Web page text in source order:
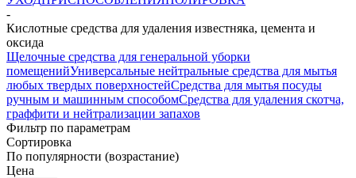
-
Кислотные средства для удаления известняка, цемента и
оксида
Щелочные средства для генеральной уборки
помещенийУниверсальные нейтральные средства для мытья
любых твердых поверхностейСредства для мытья посуды
ручным и машинным способомСредства для удаления скотча,
граффити и нейтрализации запахов
Фильтр по параметрам
Сортировка
По популярности (возрастание)
Цена